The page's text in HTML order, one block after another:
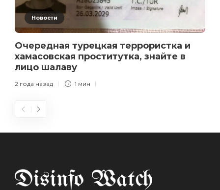
Новости
Очередная турецкая террористка и
хамасовская проститутка, знайте в
лицо шалаву
2 года назад 1 мин